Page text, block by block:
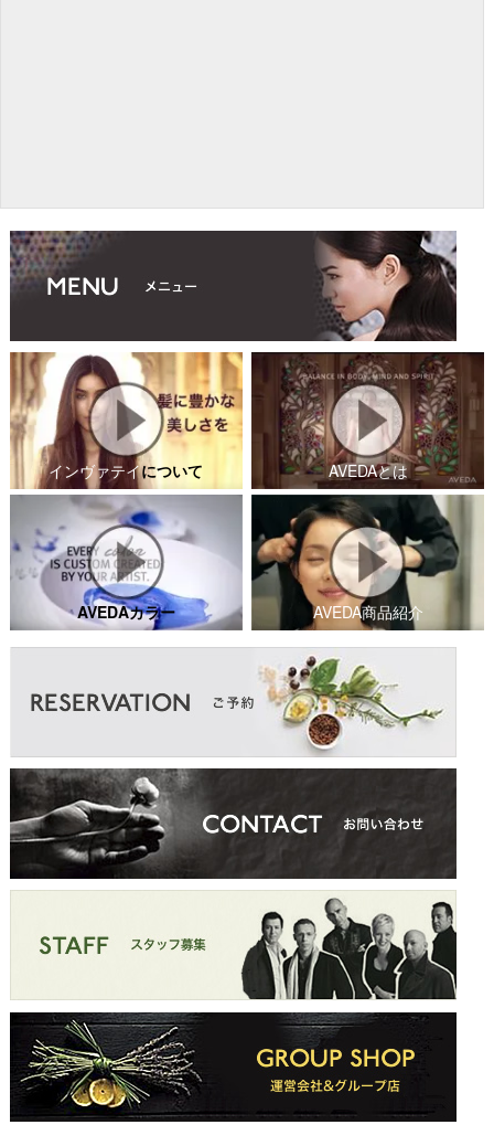
インヴァテイについて AVEDAとは
AVEDAカラー AVEDA商品紹介